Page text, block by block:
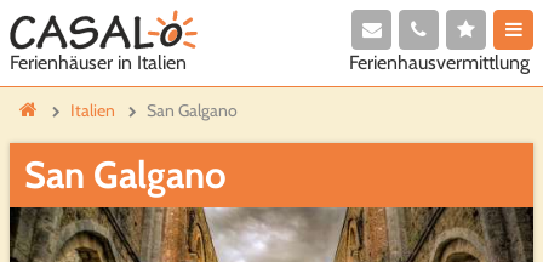
Ferienhausvermittlung
Ferienhäuser in Italien
Italien San Galgano
San Galgano